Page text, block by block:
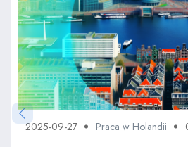
2025-09-27 Praca w Holandii